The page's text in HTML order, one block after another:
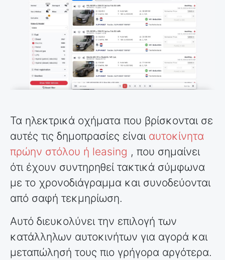
Τα ηλεκτρικά οχήματα που βρίσκονται σε
αυτές τις δημοπρασίες είναι αυτοκίνητα
πρώην στόλου ή leasing , που σημαίνει
ότι έχουν συντηρηθεί τακτικά σύμφωνα
με το χρονοδιάγραμμα και συνοδεύονται
από σαφή τεκμηρίωση.
Αυτό διευκολύνει την επιλογή των
κατάλληλων αυτοκινήτων για αγορά και
μεταπώλησή τους πιο γρήγορα αργότερα.